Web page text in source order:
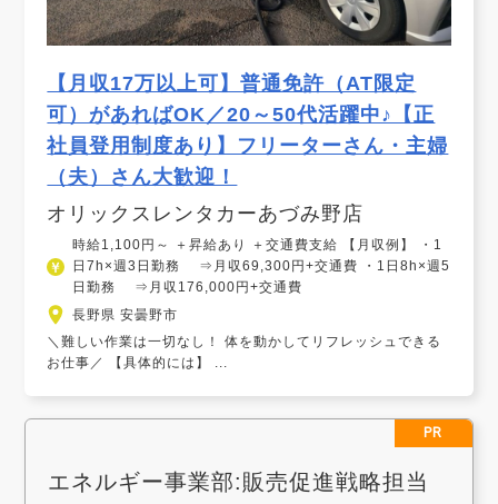
【月収17万以上可】普通免許（AT限定
可）があればOK／20～50代活躍中♪【正
社員登用制度あり】フリーターさん・主婦
（夫）さん大歓迎！
オリックスレンタカーあづみ野店
時給1,100円～ ＋昇給あり ＋交通費支給 【月収例】 ・1
日7h×週3日勤務 ⇒月収69,300円+交通費 ・1日8h×週5
日勤務 ⇒月収176,000円+交通費
長野県 安曇野市
＼難しい作業は一切なし！ 体を動かしてリフレッシュできる
お仕事／ 【具体的には】 ...
PR
エネルギー事業部:販売促進戦略担当